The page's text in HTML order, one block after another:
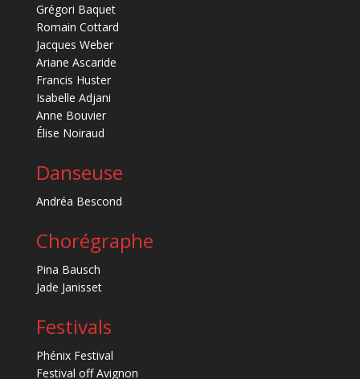
Grégori Baquet
Romain Cottard
Jacques Weber
Ariane Ascaride
Francis Huster
Isabelle Adjani
Anne Bouvier
Élise Noiraud
Danseuse
Andréa Bescond
Chorégraphe
Pina Bausch
Jade Janisset
Festivals
Phénix Festival
Festival off Avignon